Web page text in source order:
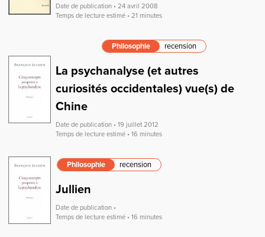
Date de publication • 24 avril 2008
Temps de lecture estimé • 21 minutes
Philosophie recension
La psychanalyse (et autres
curiosités occidentales) vue(s) de
Chine
Date de publication • 19 juillet 2012
Temps de lecture estimé • 16 minutes
Philosophie recension
Jullien
Date de publication •
Temps de lecture estimé • 16 minutes